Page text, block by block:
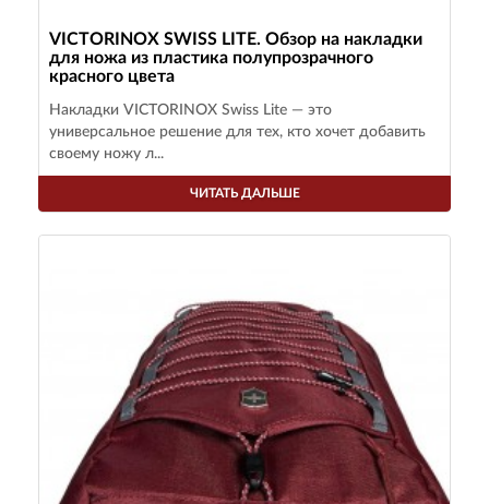
VICTORINOX SWISS LITE. Обзор на накладки
для ножа из пластика полупрозрачного
красного цвета
Накладки VICTORINOX Swiss Lite — это
универсальное решение для тех, кто хочет добавить
своему ножу л...
ЧИТАТЬ ДАЛЬШЕ